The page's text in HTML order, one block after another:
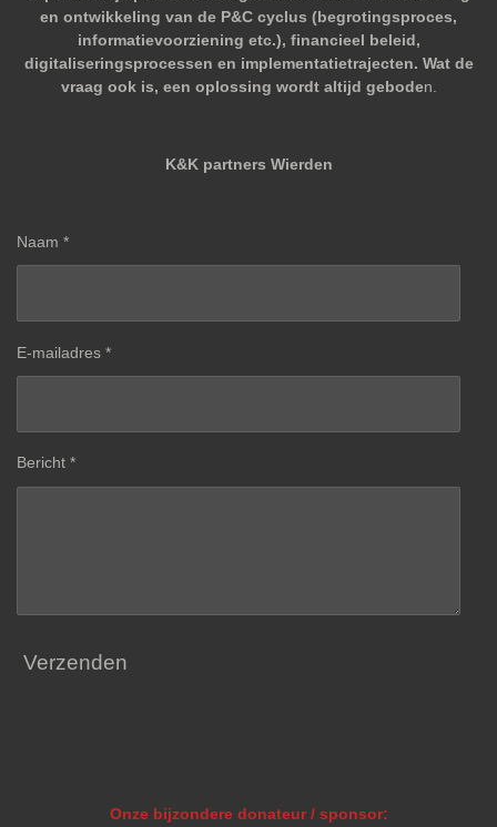
en ontwikkeling van de P&C cyclus (begrotingsproces,
informatievoorziening etc.), financieel beleid,
digitaliseringsprocessen en implementatietrajecten. Wat de
vraag ook is, een oplossing wordt altijd geboden.
K&K partners Wierden
Naam *
E-mailadres *
Bericht *
Verzenden
Onze bijzondere donateur / sponsor: